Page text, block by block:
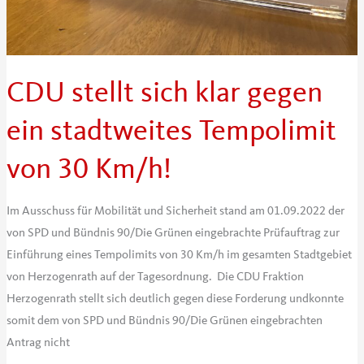
CDU stellt sich klar gegen
ein stadtweites Tempolimit
von 30 Km/h!
Im Ausschuss für Mobilität und Sicherheit stand am 01.09.2022 der
von SPD und Bündnis 90/Die Grünen eingebrachte Prüfauftrag zur
Einführung eines Tempolimits von 30 Km/h im gesamten Stadtgebiet
von Herzogenrath auf der Tagesordnung. Die CDU Fraktion
Herzogenrath stellt sich deutlich gegen diese Forderung undkonnte
somit dem von SPD und Bündnis 90/Die Grünen eingebrachten
Antrag nicht